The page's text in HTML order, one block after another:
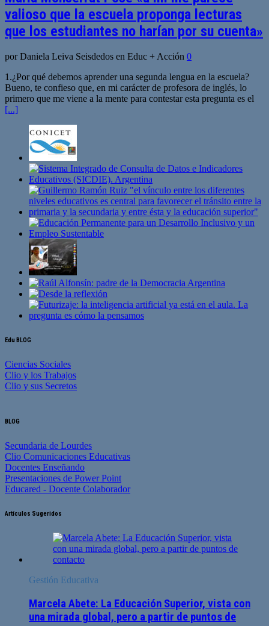
valioso que la escuela proponga lecturas
que los estudiantes no harían por su cuenta»
por Daniela Leiva Seisdedos en Educ + Acción 0
1.¿Por qué debemos aprender una segunda lengua en la escuela?
Bueno, te confieso que, en mi carácter de profesora de inglés, lo
primero que me viene a la mente para contestar esta pregunta es el
[...]
Edu BLOG
Ciencias Sociales
Clio y los Trabajos
Clio y sus Secretos
BLOG
Secundaria de Lourdes
Clio Comunicaciones Educativas
Docentes Enseñando
Presentaciones de Power Point
Educared - Docente Colaborador
Artículos Sugeridos
Gestión Educativa
Marcela Abete: La Educación Superior, vista con
una mirada global, pero a partir de puntos de